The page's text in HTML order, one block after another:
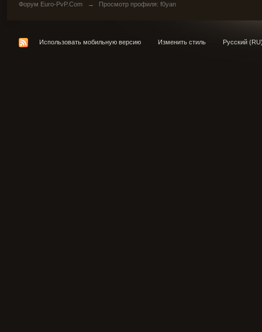
Форум Euro-PvP.Com → Просмотр профиля: f0yan
Использовать мобильную версию Изменить стиль Русский